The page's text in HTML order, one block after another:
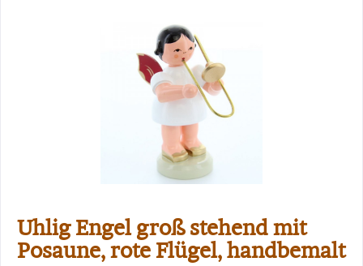
Uhlig Engel groß stehend mit
Posaune, rote Flügel, handbemalt